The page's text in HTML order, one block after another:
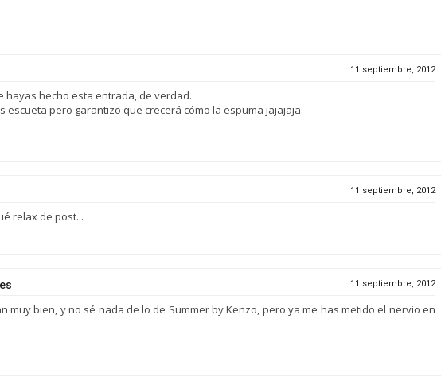
11 septiembre, 2012
hayas hecho esta entrada, de verdad.
escueta pero garantizo que crecerá cómo la espuma jajajaja.
11 septiembre, 2012
relax de post...
11 septiembre, 2012
muy bien, y no sé nada de lo de Summer by Kenzo, pero ya me has metido el nervio en